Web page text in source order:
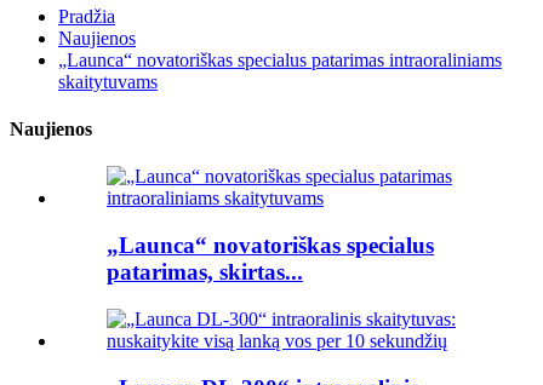
Pradžia
Naujienos
„Launca“ novatoriškas specialus patarimas intraoraliniams
skaitytuvams
Naujienos
„Launca“ novatoriškas specialus
patarimas, skirtas...